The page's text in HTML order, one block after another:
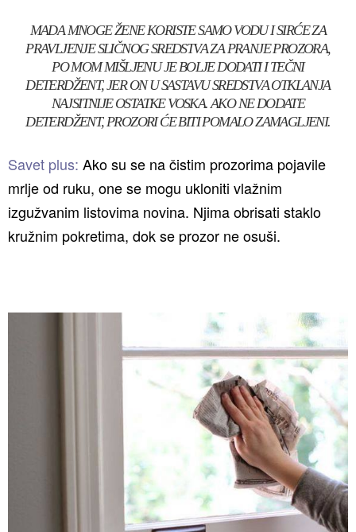
MADA MNOGE ŽENE KORISTE SAMO VODU I SIRĆE ZA
PRAVLJENJE SLIČNOG SREDSTVA ZA PRANJE PROZORA,
PO MOM MIŠLJENU JE BOLJE DODATI I TEČNI
DETERDŽENT, JER ON U SASTAVU SREDSTVA OTKLANJA
NAJSITNIJE OSTATKE VOSKA. AKO NE DODATE
DETERDŽENT, PROZORI ĆE BITI POMALO ZAMAGLJENI.
Savet plus: Ako su se na čistim prozorima pojavile
mrlje od ruku, one se mogu ukloniti vlažnim
izgužvanim listovima novina. Njima obrisati staklo
kružnim pokretima, dok se prozor ne osuši.